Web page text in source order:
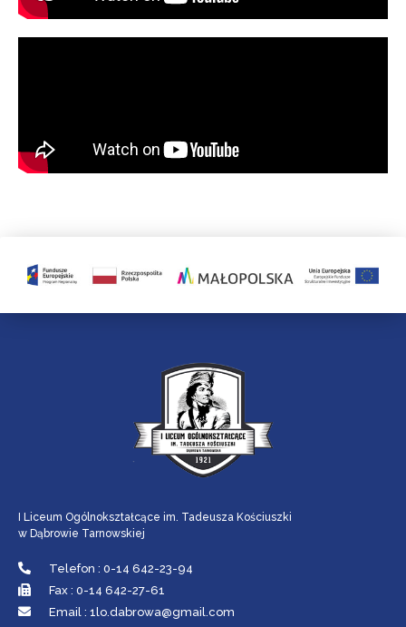
I Liceum Ogólnokształcące im. Tadeusza Kościuszki
w Dąbrowie Tarnowskiej
Telefon : 0-14 642-23-94
Fax : 0-14 642-27-61
Email : 1lo.dabrowa@gmail.com